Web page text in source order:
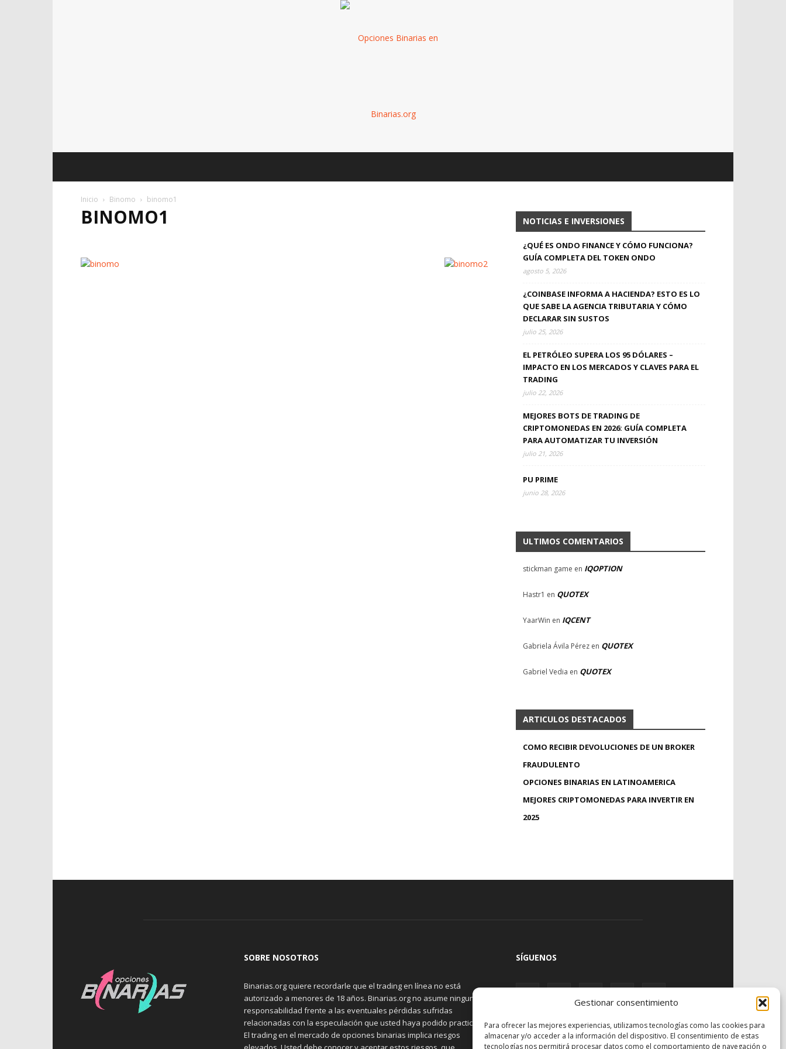
Gestionar consentimiento
Para ofrecer las mejores experiencias, utilizamos tecnologías como las cookies para
almacenar y/o acceder a la información del dispositivo. El consentimiento de estas
tecnologías nos permitirá procesar datos como el comportamiento de navegación o
Inicio Binomo binomo1
BINOMO1 NOTICIAS E INVERSIONES
¿QUÉ ES ONDO FINANCE Y CÓMO FUNCIONA?
GUÍA COMPLETA DEL TOKEN ONDO
agosto 5, 2026
¿COINBASE INFORMA A HACIENDA? ESTO ES LO
QUE SABE LA AGENCIA TRIBUTARIA Y CÓMO
DECLARAR SIN SUSTOS
julio 25, 2026
EL PETRÓLEO SUPERA LOS 95 DÓLARES –
IMPACTO EN LOS MERCADOS Y CLAVES PARA EL
TRADING
julio 22, 2026
MEJORES BOTS DE TRADING DE
CRIPTOMONEDAS EN 2026: GUÍA COMPLETA
PARA AUTOMATIZAR TU INVERSIÓN
julio 21, 2026
PU PRIME
junio 28, 2026
ULTIMOS COMENTARIOS
stickman game en IQOPTION
Hastr1 en QUOTEX
YaarWin en IQCENT
Gabriela Ávila Pérez en QUOTEX
Gabriel Vedia en QUOTEX
ARTICULOS DESTACADOS
COMO RECIBIR DEVOLUCIONES DE UN BROKER
FRAUDULENTO
OPCIONES BINARIAS EN LATINOAMERICA
MEJORES CRIPTOMONEDAS PARA INVERTIR EN
2025
SOBRE NOSOTROS
Binarias.org quiere recordarle que el trading en línea no está
autorizado a menores de 18 años. Binarias.org no asume ninguna
responsabilidad frente a las eventuales pérdidas sufridas
relacionadas con la especulación que usted haya podido practicar.
El trading en el mercado de opciones binarias implica riesgos
SÍGUENOS